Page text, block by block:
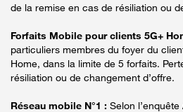
de la remise en cas de résiliation ou
Forfaits Mobile pour clients 5G+
particuliers membres du foyer du
Home, dans la limite de 5 forfaits.
résiliation ou de changement d’offre.
Réseau mobile N°1 : Selon l’enquête